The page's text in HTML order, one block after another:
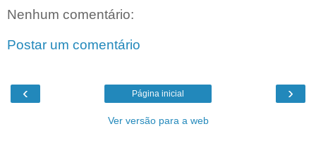
Nenhum comentário:
Postar um comentário
‹ ›
Página inicial
Ver versão para a web